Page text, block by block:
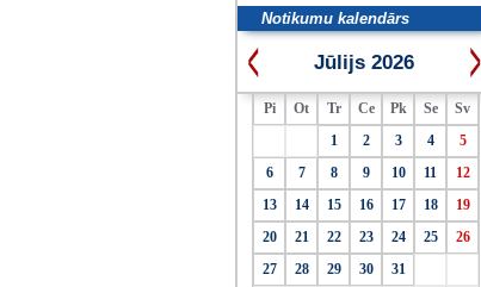
Notikumu kalendārs
Jūlijs 2026
Pi Ot Tr Ce Pk Se
Sv
1
2 3 4
5
6
7 8 9 10 11
12
13
14 15 16 17 18
19
20
21 22 23 24 25
26
27
28 29 30 31